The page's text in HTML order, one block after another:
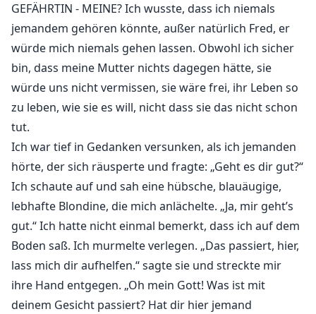
GEFÄHRTIN - MEINE? Ich wusste, dass ich niemals
jemandem gehören könnte, außer natürlich Fred, er
würde mich niemals gehen lassen. Obwohl ich sicher
bin, dass meine Mutter nichts dagegen hätte, sie
würde uns nicht vermissen, sie wäre frei, ihr Leben so
zu leben, wie sie es will, nicht dass sie das nicht schon
tut.
Ich war tief in Gedanken versunken, als ich jemanden
hörte, der sich räusperte und fragte: „Geht es dir gut?“
Ich schaute auf und sah eine hübsche, blauäugige,
lebhafte Blondine, die mich anlächelte. „Ja, mir geht’s
gut.“ Ich hatte nicht einmal bemerkt, dass ich auf dem
Boden saß. Ich murmelte verlegen. „Das passiert, hier,
lass mich dir aufhelfen.“ sagte sie und streckte mir
ihre Hand entgegen. „Oh mein Gott! Was ist mit
deinem Gesicht passiert? Hat dir hier jemand